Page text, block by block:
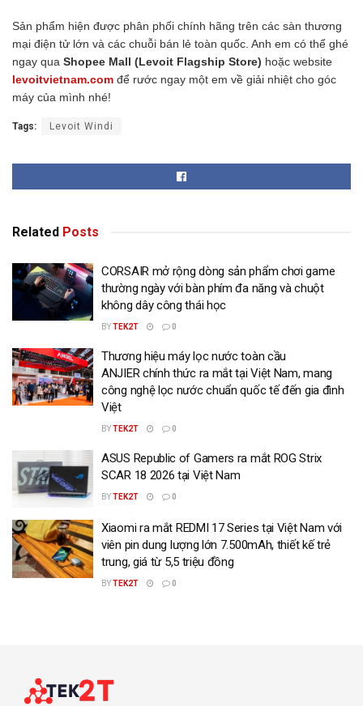
Sản phẩm hiện được phân phối chính hãng trên các sàn thương
mại điện tử lớn và các chuỗi bán lẻ toàn quốc. Anh em có thể ghé
ngay qua Shopee Mall (Levoit Flagship Store) hoặc website
levoitvietnam.com để rước ngay một em về giải nhiệt cho góc
máy của mình nhé!
Tags: Levoit Windi
Related Posts
CORSAIR mở rộng dòng sản phẩm chơi game
thường ngày với bàn phím đa năng và chuột
không dây công thái học
BYTEK2T 0
Thương hiệu máy lọc nước toàn cầu
ANJIER chính thức ra mắt tại Việt Nam, mang
công nghệ lọc nước chuẩn quốc tế đến gia đình
Việt
BYTEK2T 0
ASUS Republic of Gamers ra mắt ROG Strix
SCAR 18 2026 tại Việt Nam
BYTEK2T 0
Xiaomi ra mắt REDMI 17 Series tại Việt Nam với
viên pin dung lượng lớn 7.500mAh, thiết kế trẻ
trung, giá từ 5,5 triệu đồng
BYTEK2T 0